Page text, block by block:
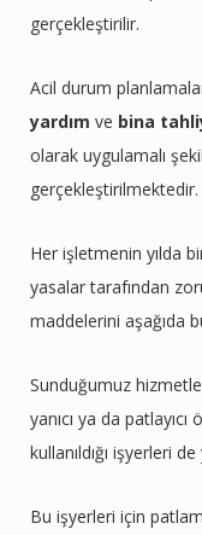
gerçekleştirilir.
Acil durum
yardım ve bina
olarak uygulamalı
gerçekleştirilmektedir.
Her işletmenin yılda
yasalar tarafından
maddelerini aşağıda
Sunduğumuz
yanıcı ya da
kullanıldığı işyerleri
Bu işyerleri için